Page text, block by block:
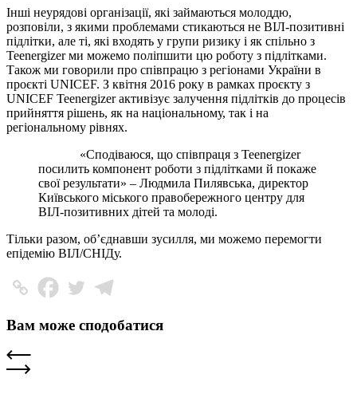
Інші неурядові організації, які займаються молоддю,
розповіли, з якими проблемами стикаються не ВІЛ-позитивні
підлітки, але ті, які входять у групи ризику і як спільно з
Teenergizer ми можемо поліпшити цю роботу з підлітками.
Також ми говорили про співпрацю з регіонами України в
проєкті UNICEF. З квітня 2016 року в рамках проєкту з
UNICEF Teenergizer активізує залучення підлітків до процесів
прийняття рішень, як на національному, так і на
регіональному рівнях.
«Сподіваюся, що співпраця з Teenergizer
посилить компонент роботи з підлітками й покаже
свої результати» – Людмила Пилявська, директор
Київського міського правобережного центру для
ВІЛ-позитивних дітей та молоді.
Тільки разом, об’єднавши зусилля, ми можемо перемогти
епідемію ВІЛ/СНІДу.
Вам може сподобатися